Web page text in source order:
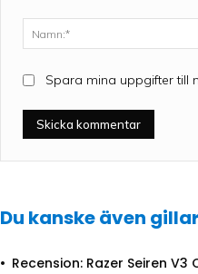
Spara mina uppgifter till
Du kanske även gillar
Recension: Razer Seiren